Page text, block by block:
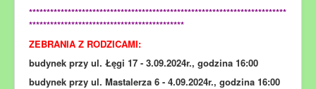
*************************************************************************
********************************************
ZEBRANIA Z RODZICAMI:
budynek przy ul. Łęgi 17 - 3.09.2024r., godzina 16:00
budynek przy ul. Mastalerza 6 - 4.09.2024r., godzina 16:00